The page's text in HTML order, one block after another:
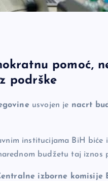
pomoć,
podrške
usvojen je nacrt
institucijama BiH biće
budžetu taj iznos
izborne komisije